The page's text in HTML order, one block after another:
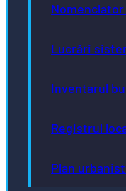
Lucrări
Inventarul
Registrul
Plan